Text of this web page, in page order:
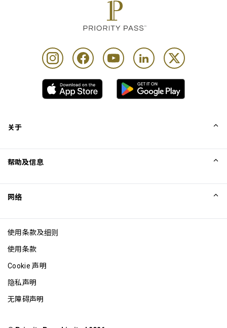
liable should the offer value be less than Customers
and guest visits are advised to review programme
Conditions of Use prior to accessing the offer
This location is offered as an alternative to a lounge visit
and other airport experiences. Using entitlements
最长逗留时间：2 小时
每位持卡人最多可携同 Unlimited 位同行宾客
关于
Excellence Awards
博客
帮助及信息
网络
使用条款及细则
使用条款
Cookie 声明
隐私声明
无障碍声明